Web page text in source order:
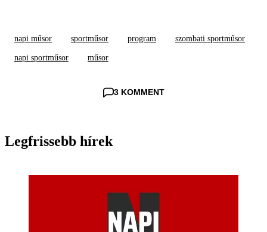
napi műsor sportműsor program szombati sportműsor
napi sportműsor műsor
3 KOMMENT
Legfrissebb hírek